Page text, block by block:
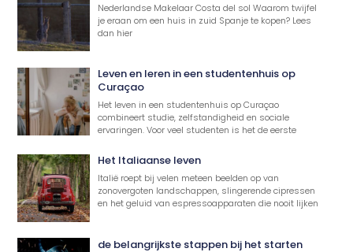
Nederlandse Makelaar Costa del sol Waarom twijfel
je eraan om een huis in zuid Spanje te kopen? Lees
dan hier
Leven en leren in een studentenhuis op
Curaçao
Het leven in een studentenhuis op Curaçao
combineert studie, zelfstandigheid en sociale
ervaringen. Voor veel studenten is het de eerste
Het Italiaanse leven
Italië roept bij velen meteen beelden op van
zonovergoten landschappen, slingerende cipressen
en het geluid van espressoapparaten die nooit lijken
de belangrijkste stappen bij het starten